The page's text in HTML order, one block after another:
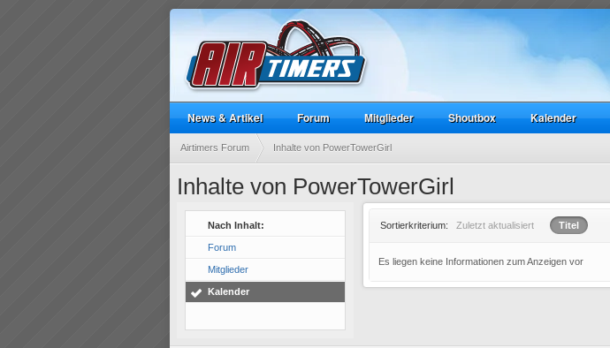
News & Artikel Forum Mitglieder Shoutbox Kalender
Airtimers Forum Inhalte von PowerTowerGirl
Inhalte von PowerTowerGirl
Nach Inhalt:
Forum
Mitglieder
Kalender
Sortierkriterium: Zuletzt aktualisiert Titel
Es liegen keine Informationen zum Anzeigen vor